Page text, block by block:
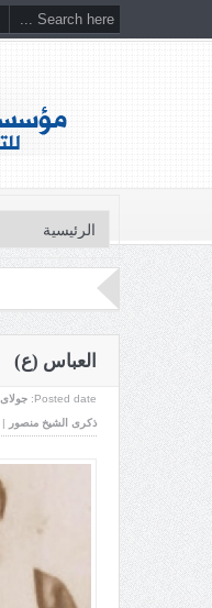
العباس (ع)
Posted date: جولای 25, 2013
ذكرى الشيخ منصور
|